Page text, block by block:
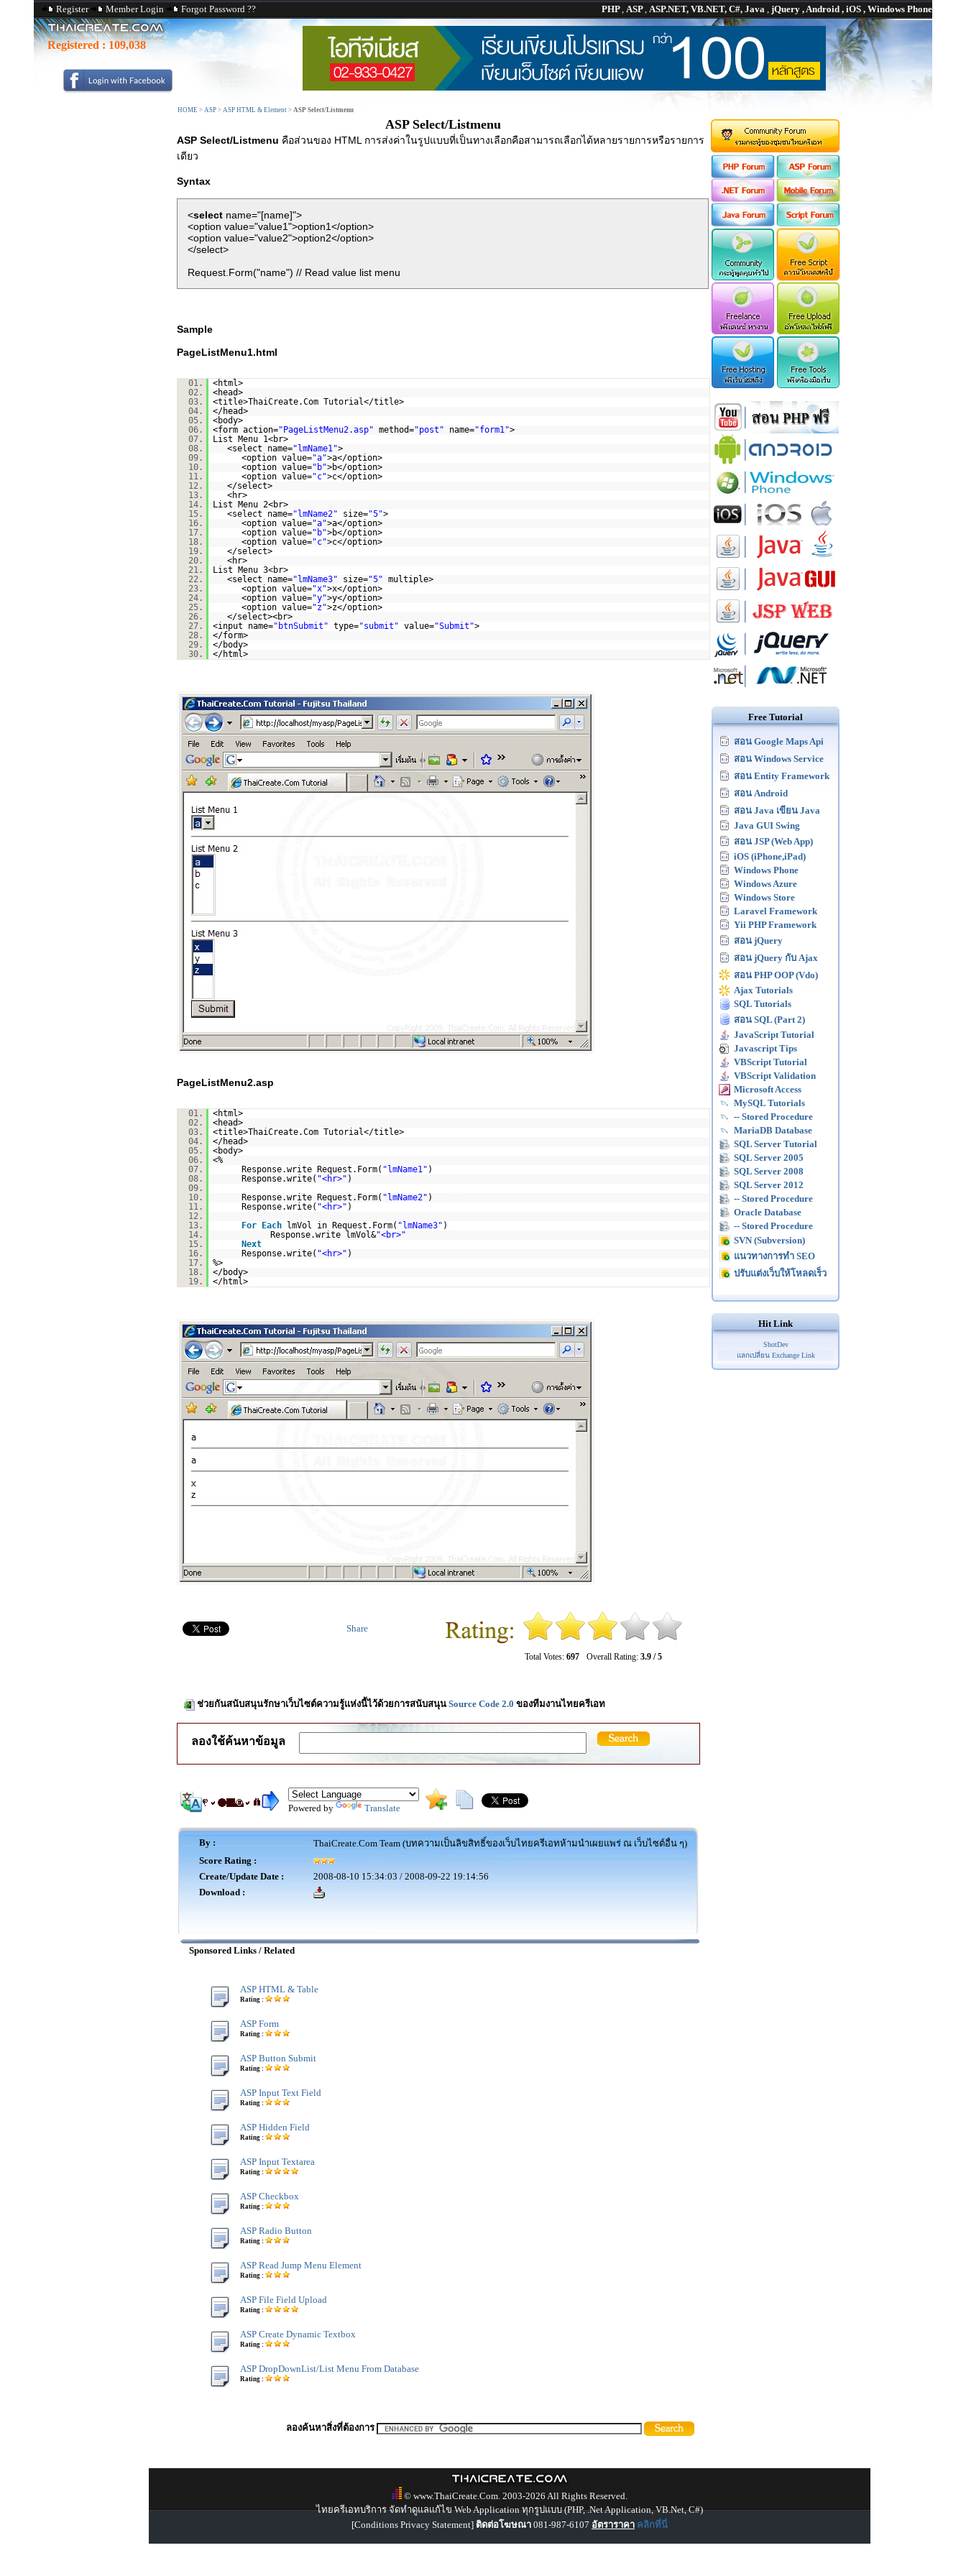
Register Member Login Forgot Password ?? PHP, ASP, ASP.NET, VB.NET, C#, Java , jQuery , Android , iOS , Windows Phone
Registered : 109,038
HOME > ASP > ASP HTML & Element > ASP Select/Listmenu
ASP Select/Listmenu
ASP Select/Listmenu คือส่วนของ HTML การส่งค่าในรูปแบบที่เป็นทางเลือกคือสามารถเลือกได้หลายรายการหรือรายการ
เดียว
Syntax
<select name="[name]">
<option value="value1">option1</option>
<option value="value2">option2</option>
</select>
Request.Form("name") // Read value list menu
Sample
PageListMenu1.html
01.
<html>
02.
<head>
03.
<title>ThaiCreate.Com Tutorial</title>
04.
</head>
05.
<body>
06.
<form action="PageListMenu2.asp" method="post" name="form1">
07.
List Menu 1<br>
08.
<select name="lmName1">
09.
<option value="a">a</option>
10.
<option value="b">b</option>
11.
<option value="c">c</option>
12.
</select>
13.
<hr>
14.
List Menu 2<br>
15.
<select name="lmName2" size="5">
16.
<option value="a">a</option>
17.
<option value="b">b</option>
18.
<option value="c">c</option>
19.
</select>
20.
<hr>
21.
List Menu 3<br>
22.
<select name="lmName3" size="5" multiple>
23.
<option value="x">x</option>
24.
<option value="y">y</option>
25.
<option value="z">z</option>
26.
</select><br>
27.
<input name="btnSubmit" type="submit" value="Submit">
28.
</form>
29.
</body>
30.
</html>
PageListMenu2.asp
01.
<html>
02.
<head>
03.
<title>ThaiCreate.Com Tutorial</title>
04.
</head>
05.
<body>
06.
<%
07.
Response.write Request.Form( "lmName1" )
08.
Response.write( "<hr>" )
09.
10.
Response.write Request.Form( "lmName2" )
11.
Response.write( "<hr>" )
12.
13.
For Each lmVol in Request.Form( "lmName3" )
14.
Response.write lmVol&"<br>"
15.
Next
16.
Response.write( "<hr>" )
17.
%>
18.
</body>
19.
</html>
Total Votes: 697 Overall Rating: 3.9 / 5
Share
ช่วยกันสนับสนุนรักษาเว็บไซต์ความรู้แห่งนี้ไว้ด้วยการสนับสนุน Source Code 2.0 ของทีมงานไทยครีเอท
ลองใช้ค้นหาข้อมูล
Powered by Translate
By :
ThaiCreate.Com Team (บทความเป็นลิขสิทธิ์ของเว็บไทยครีเอทห้ามนำเผยแพร่ ณ เว็บไซต์อื่น ๆ)
Score Rating :
Create/Update Date :
2008-08-10 15:34:03 / 2008-09-22 19:14:56
Download :
Sponsored Links / Related
ASP HTML & Table
Rating :
ASP Form
Rating :
ASP Button Submit
Rating :
ASP Input Text Field
Rating :
ASP Hidden Field
Rating :
ASP Input Textarea
Rating :
ASP Checkbox
Rating :
ASP Radio Button
Rating :
ASP Read Jump Menu Element
Rating :
ASP File Field Upload
Rating :
ASP Create Dynamic Textbox
Rating :
ASP DropDownList/List Menu From Database
Rating :
Free Tutorial
สอน Google Maps Api
สอน Windows Service
สอน Entity Framework
สอน Android
สอน Java เขียน Java
Java GUI Swing
สอน JSP (Web App)
iOS (iPhone,iPad)
Windows Phone
Windows Azure
Windows Store
Laravel Framework
Yii PHP Framework
สอน jQuery
สอน jQuery กับ Ajax
สอน PHP OOP (Vdo)
Ajax Tutorials
SQL Tutorials
สอน SQL (Part 2)
JavaScript Tutorial
Javascript Tips
VBScript Tutorial
VBScript Validation
Microsoft Access
MySQL Tutorials
-- Stored Procedure
MariaDB Database
SQL Server Tutorial
SQL Server 2005
SQL Server 2008
SQL Server 2012
-- Stored Procedure
Oracle Database
-- Stored Procedure
SVN (Subversion)
แนวทางการทำ SEO
ปรับแต่งเว็บให้โหลดเร็ว
Hit Link
ShotDev
แลกเปลี่ยน Exchange Link
ลองค้นหาสิ่งที่ต้องการ
© www.ThaiCreate.Com. 2003-2026 All Rights Reserved.
ไทยครีเอทบริการ จัดทำดูแลแก้ไข Web Application ทุกรูปแบบ (PHP, .Net Application, VB.Net, C#)
[Conditions Privacy Statement] ติดต่อโฆษณา 081-987-6107 อัตราราคา คลิกที่นี่